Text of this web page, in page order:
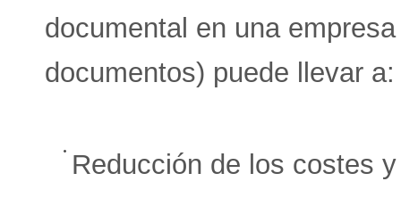
documental en una
documentos) puede llevar a:
Reducción de los costes